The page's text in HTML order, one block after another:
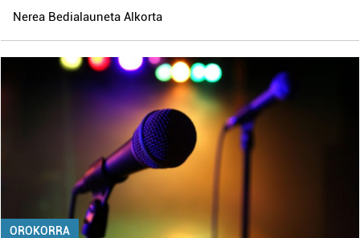
Nerea Bedialauneta Alkorta
OROKORRA